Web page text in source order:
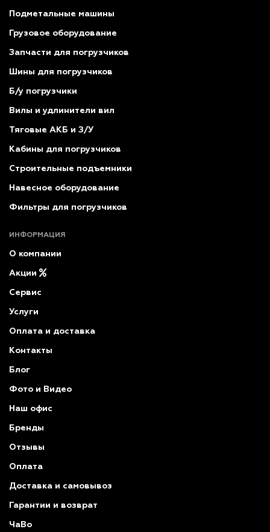
Подметальные машины
Грузовое оборудование
Запчасти для погрузчиков
Шины для погрузчиков
Б/у погрузчики
Вилы и удлинители вил
Тяговые АКБ и З/У
Кабины для погрузчиков
Строительные подъемники
Навесное оборудование
Фильтры для погрузчиков
ИНФОРМАЦИЯ
О компании
Акции
Сервис
Услуги
Оплата и доставка
Контакты
Блог
Фото и Видео
Наш офис
Бренды
Отзывы
Оплата
Доставка и самовывоз
Гарантии и возврат
ЧаВо